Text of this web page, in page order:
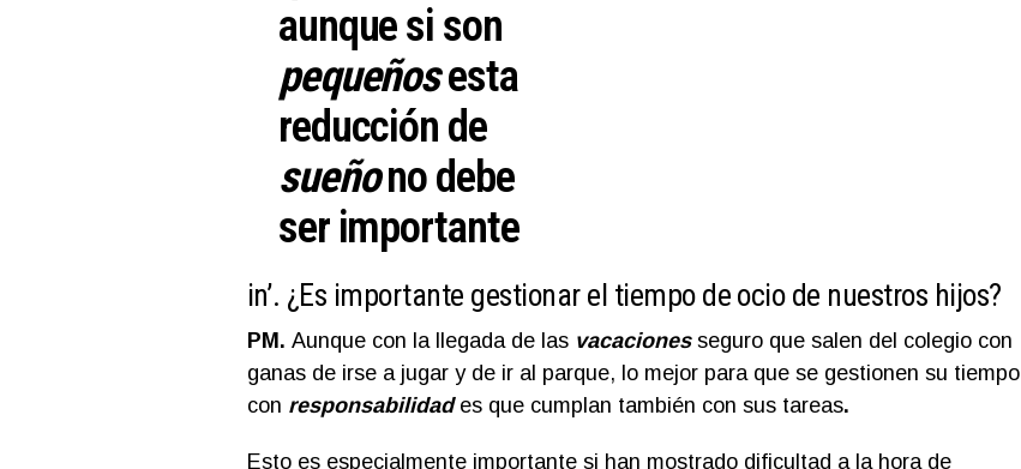
aunque si son
pequeñosesta
reducción de
sueñono debe
ser importante
in’. ¿Es importante gestionar el tiempo de ocio de nuestros hijos?
PM. Aunque con la llegada de las vacacionesseguro que salen del colegio con
ganas de irse a jugar y de ir al parque, lo mejor para que se gestionen su tiempo
con responsabilidad es que cumplan también con sus tareas.
Esto es especialmente importante si han mostrado dificultad a la hora de